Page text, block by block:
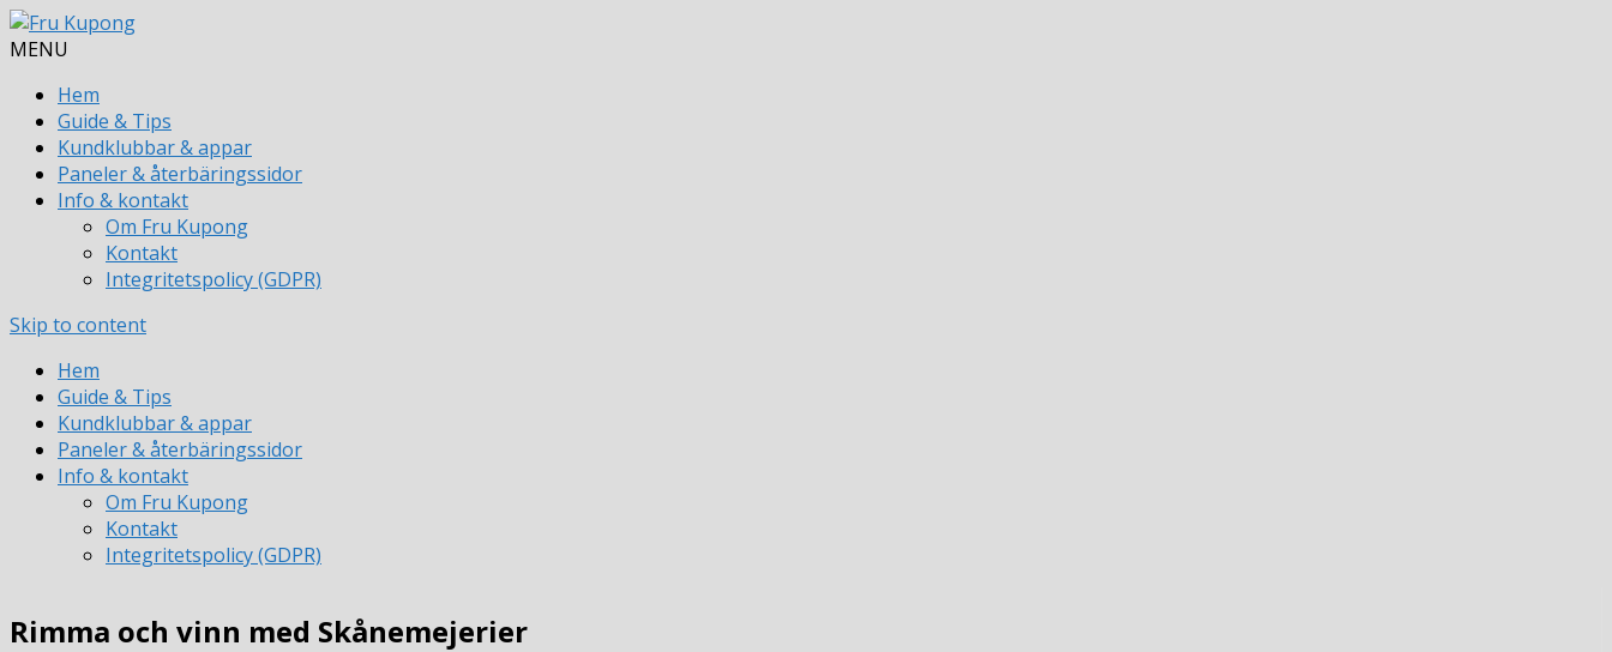
MENU
Hem
Guide & Tips
Kundklubbar & appar
Paneler & återbäringssidor
Info & kontakt
Om Fru Kupong
Kontakt
Integritetspolicy (GDPR)
Skip to content
Hem
Guide & Tips
Kundklubbar & appar
Paneler & återbäringssidor
Info & kontakt
Om Fru Kupong
Kontakt
Integritetspolicy (GDPR)
Rimma och vinn med Skånemejerier